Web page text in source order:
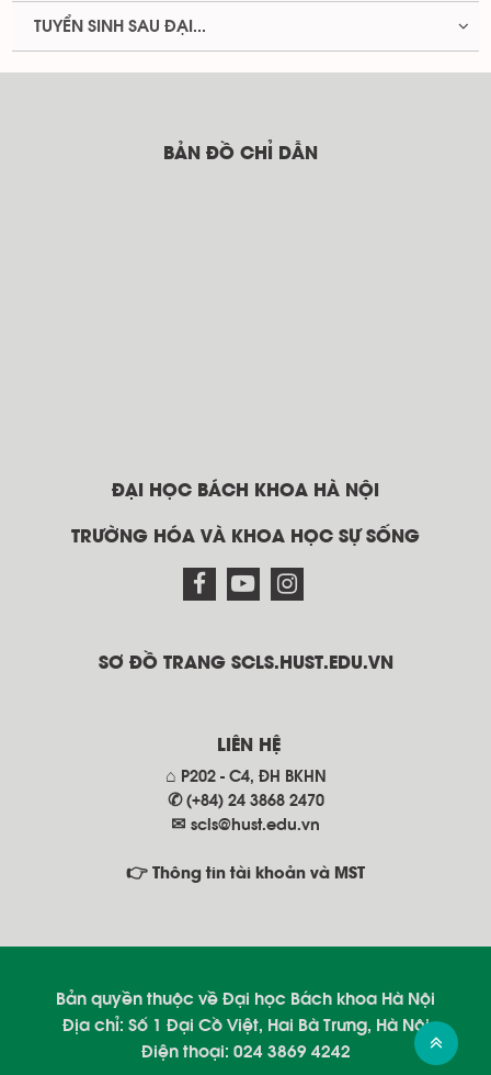
TUYỂN SINH SAU ĐẠI...
BẢN ĐỒ CHỈ DẪN
ĐẠI HỌC BÁCH KHOA HÀ NỘI
TRƯỜNG HÓA VÀ KHOA HỌC SỰ SỐNG
SƠ ĐỒ TRANG SCLS.HUST.EDU.VN
LIÊN HỆ
⌂ P202 - C4, ĐH BKHN
✆ (+84) 24 3868 2470
✉ scls@hust.edu.vn
👉 Thông tin tài khoản và MST
Bản quyền thuộc về Đại học Bách khoa Hà Nội
Địa chỉ: Số 1 Đại Cồ Việt, Hai Bà Trưng, Hà Nội
Điện thoại: 024 3869 4242